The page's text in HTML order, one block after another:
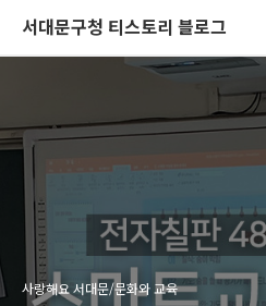
서대문구청 티스토리 블로그
사랑해요 서대문/문화와 교육